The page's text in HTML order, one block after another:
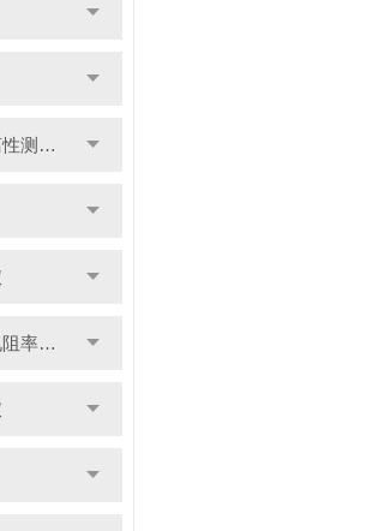
石油和合成液水分离性测定仪
自动油介损及体积电阻率测定仪